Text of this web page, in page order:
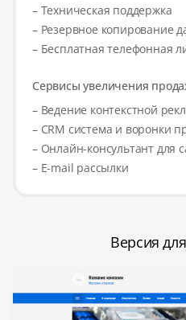
– Техническая поддержка
– Резервное копирование
– Бесплатная телефонная
Сервисы увеличения
– Ведение контекстной
– CRM система и воронки
– Онлайн-консультант для
– E-mail рассылки
Версия